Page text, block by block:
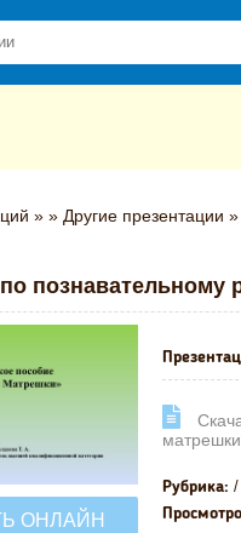
» » Другие презентации
ОНЛАЙН
Рубрика: /